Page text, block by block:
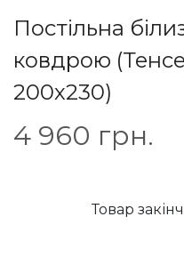
Постільна
ковдрою
200х230)
4 960 грн.
Товар